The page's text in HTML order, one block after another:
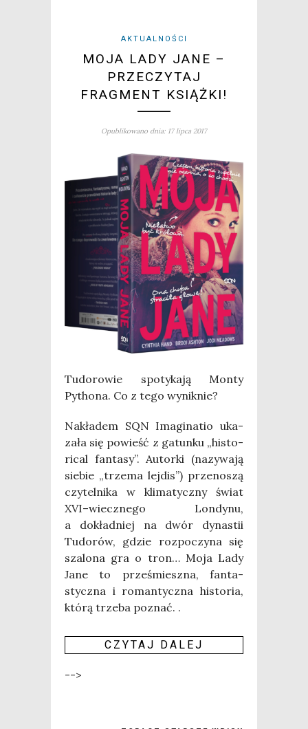
AKTUALNOŚCI
MOJA LADY JANE –
PRZECZYTAJ
FRAGMENT KSIĄŻKI!
Opublikowano dnia: 17 lipca 2017
Tudo­ro­wie spo­ty­ka­ją Mon­ty
Pytho­na. Co z tego wyniknie?
Nakła­dem SQN Ima­gi­na­tio uka­
za­ła się powieść z gatun­ku „histo­
ri­cal fan­ta­sy”. Autor­ki (nazy­wa­ją
sie­bie „trze­ma lej­dis”) prze­no­szą
czy­tel­ni­ka w kli­ma­tycz­ny świat
XVI–wiecznego Lon­dy­nu,
a dokład­niej na dwór dyna­stii
Tudo­rów, gdzie roz­po­czy­na się
sza­lo­na gra o tron… Moja Lady
Jane to prze­śmiesz­na, fan­ta­
stycz­na i roman­tycz­na histo­ria,
któ­rą trze­ba poznać. .
CZY­TAJ DALEJ
-->